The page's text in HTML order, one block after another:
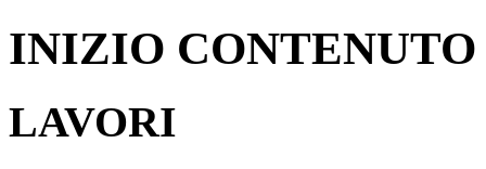
INIZIO CONTENUTO
LAVORI